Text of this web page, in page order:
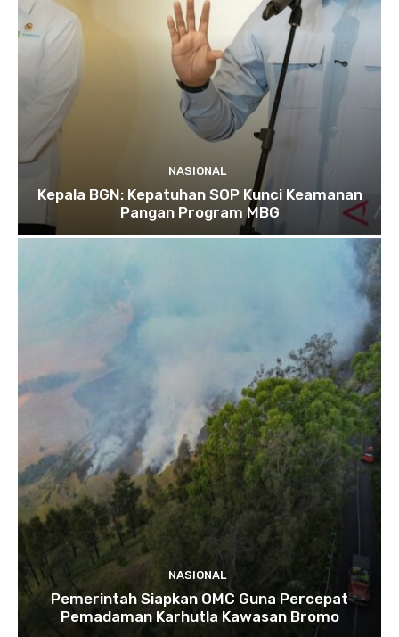
NASIONAL
Kepala BGN: Kepatuhan SOP Kunci Keamanan
Pangan Program MBG
NASIONAL
Pemerintah Siapkan OMC Guna Percepat
Pemadaman Karhutla Kawasan Bromo